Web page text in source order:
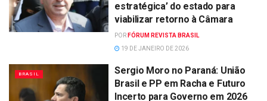
estratégica’ do estado para
viabilizar retorno à Câmara
POR FÓRUM REVISTA BRASIL
19 DE JANEIRO DE 2026
BRASIL
Sergio Moro no Paraná: União
Brasil e PP em Racha e Futuro
Incerto para Governo em 2026